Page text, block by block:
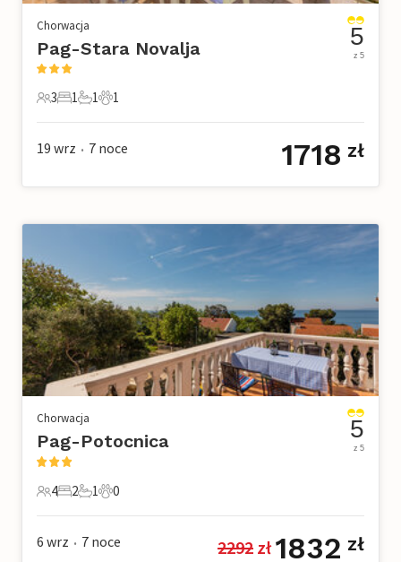
Chorwacja
Pag-Stara Novalja
3 Goście
3
1 Sypialnia
1
1 Łazienka
1
1 Zwierzę domowe
1
5
z 5
19 wrz • 7 noce 1718 zł
Chorwacja
Pag-Potocnica
4 Goście
4
2 Sypialnie
2
1 Łazienka
1
0 Zwierzęta domowe
0
5
z 5
6 wrz • 7 noce 2292 zł 1832 zł